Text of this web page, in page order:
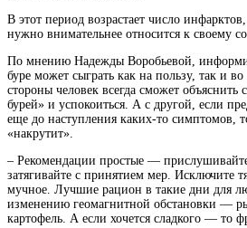
В этот период возрастает число
нужно внимательнее относится к своему
По мнению Надежды Воробьевой,
буре может сыграть как на пользу, так и
стороны человек всегда сможет объяснить
бурей» и успокоиться. А с другой, если
еще до наступления каких-то симптомов,
«накрутит».
– Рекомендации простые —
затягивайте с принятием мер.
мучное. Лучшие рацион в такие дни для
изменению геомагнитной обстановки —
картофель. А если хочется сладкого — то